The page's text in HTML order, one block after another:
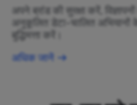
अपने ब्रांड की सुरक्षा करें,
अनुकूलित डेटा-चालित अभियानों
बुद्धिमत्ता करें।
अधिक जानें